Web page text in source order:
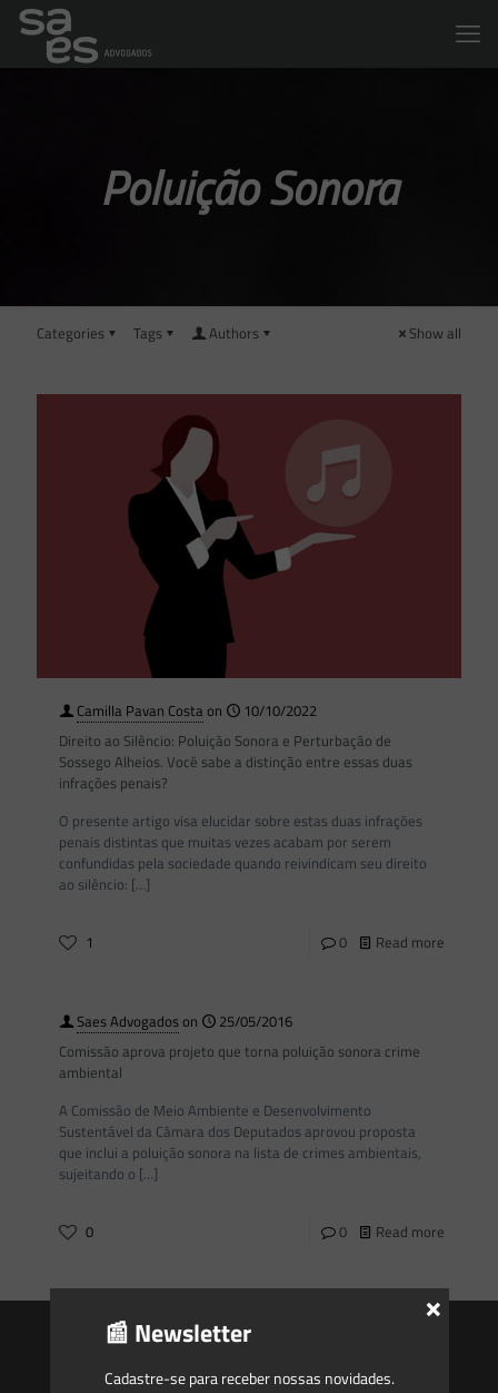
Poluição Sonora
Categories Tags Authors Show all
Camilla Pavan Costa on
10/10/2022
Direito ao Silêncio: Poluição Sonora e Perturbação de
Sossego Alheios. Você sabe a distinção entre essas duas
infrações penais?
O presente artigo visa elucidar sobre estas duas infrações
penais distintas que muitas vezes acabam por serem
confundidas pela sociedade quando reivindicam seu direito
ao silêncio: […]
1 0 Read more
Saes Advogadoson
25/05/2016
Comissão aprova projeto que torna poluição sonora crime
ambiental
A Comissão de Meio Ambiente e Desenvolvimento
Sustentável da Câmara dos Deputados aprovou proposta
que inclui a poluição sonora na lista de crimes ambientais,
sujeitando o […]
0 0 Read more
📰 Newsletter
Cadastre-se para receber nossas novidades.
×